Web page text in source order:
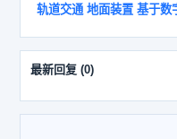
轨道交通 地面装置 基于数
最新回复 (0)